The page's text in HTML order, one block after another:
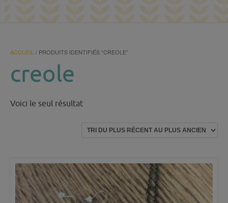
ACCUEIL / PRODUITS IDENTIFIÉS “CREOLE”
creole
Voici le seul résultat